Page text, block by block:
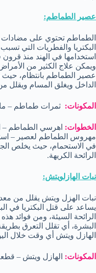
عصير الطماطم:
الطماطم تحتوي على مضادات
البكتريا والفطريات التي
استخدامها في الهند منذ
ويمكن علاج الكثير من
عصير الطماطم بانتظام،
الداخل ويغلق المسام ويقلل
المكونات: ثمرات طماطم –
الخطوات: اهرسي الطماطم –
مهروس الطماطم لعصير –
في الاستحمام، حيث يخلص
الرائحة الكريهة.
نبات الهازلويتش:
يساعد على قتل البكتريا في
الرائحة السيئة، ومن فوائد
البشرة، أي تقلل التعرق
الهازل ويتش أي وقت خلال
المكونات: الهازل ويتش –